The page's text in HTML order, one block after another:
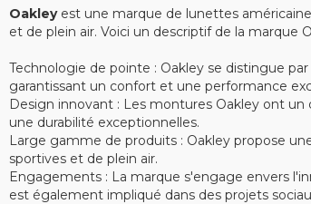
Oakleyest une marque de lunettes
et de plein air. Voici un descriptif de la marque
Technologie de pointe : Oakley se distingue
garantissant un confort et une performance
Design innovant : Les montures Oakley ont
une durabilité exceptionnelles.
Large gamme de produits : Oakley propose
sportives et de plein air.
Engagements : La marque s'engage envers
est également impliqué dans des projets